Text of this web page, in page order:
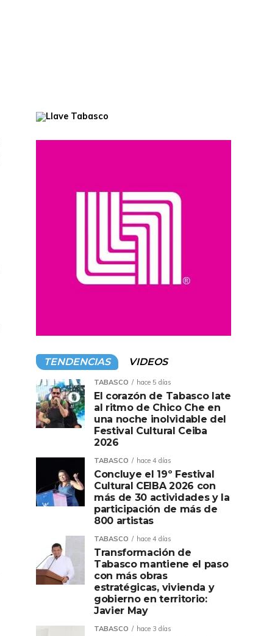
TENDENCIAS VIDEOS
TABASCO hace 5 días
El corazón de Tabasco late
al ritmo de Chico Che en
una noche inolvidable del
Festival Cultural Ceiba
2026
TABASCO hace 4 días
Concluye el 19º Festival
Cultural CEIBA 2026 con
más de 30 actividades y la
participación de más de
800 artistas
TABASCO hace 4 días
Transformación de
Tabasco mantiene el paso
con más obras
estratégicas, vivienda y
gobierno en territorio:
Javier May
TABASCO hace 3 días